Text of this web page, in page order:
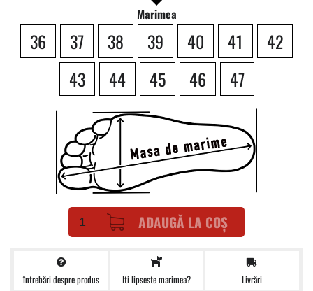
Marimea
36 37 38 39 40 41
42
43
44 45 46 47
ADAUGĂ LA COȘ
întrebări despre produs Iti lipseste marimea? Livrări